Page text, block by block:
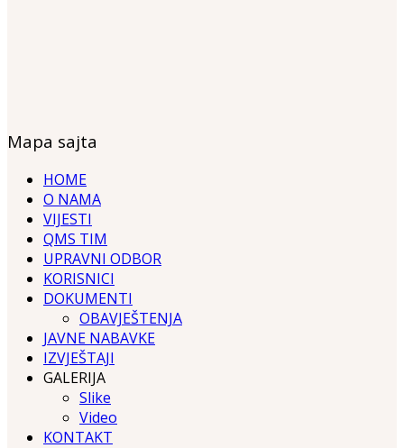
Mapa sajta
HOME
O NAMA
VIJESTI
QMS TIM
UPRAVNI ODBOR
KORISNICI
DOKUMENTI
OBAVJEŠTENJA
JAVNE NABAVKE
IZVJEŠTAJI
GALERIJA
Slike
Video
KONTAKT